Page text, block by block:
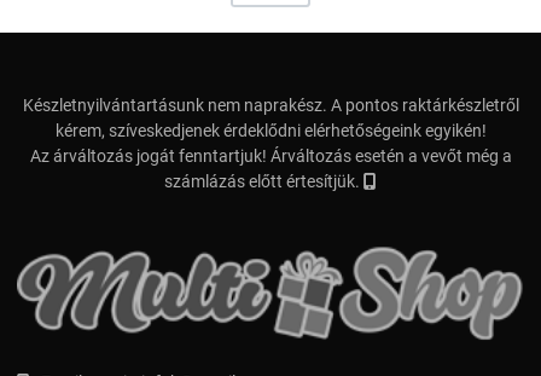
Készletnyilvántartásunk nem naprakész. A pontos raktárkészletről
kérem, szíveskedjenek érdeklődni elérhetőségeink egyikén!
Az árváltozás jogát fenntartjuk! Árváltozás esetén a vevőt még a
számlázás előtt értesítjük.